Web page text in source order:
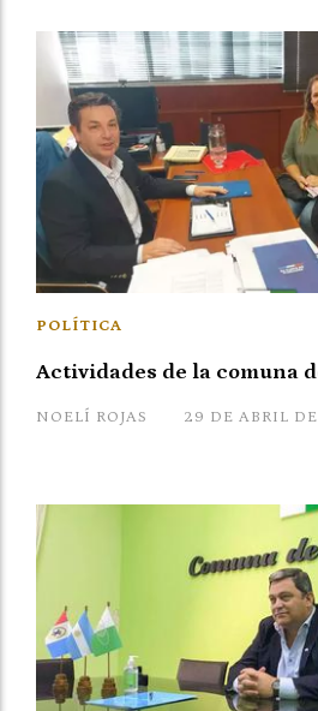
Actividades de la comuna
NOELÍ ROJAS
POLÍTICA
29 DE ABRIL